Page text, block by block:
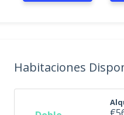
Habitaciones